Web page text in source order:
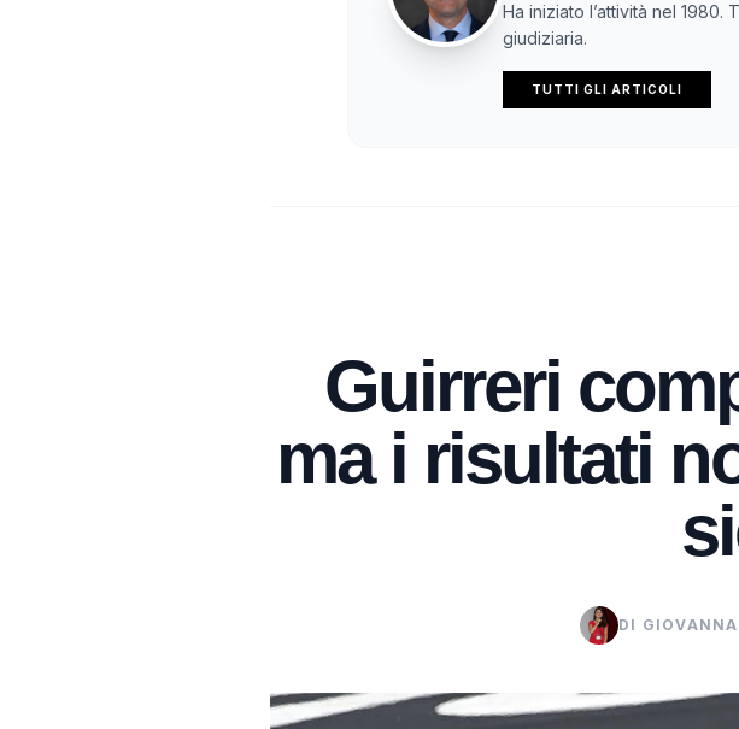
Ha iniziato l’attività nel
giudiziaria.
TUTTI GLI ARTICOLI
Guirreri
ma i risultati
DI